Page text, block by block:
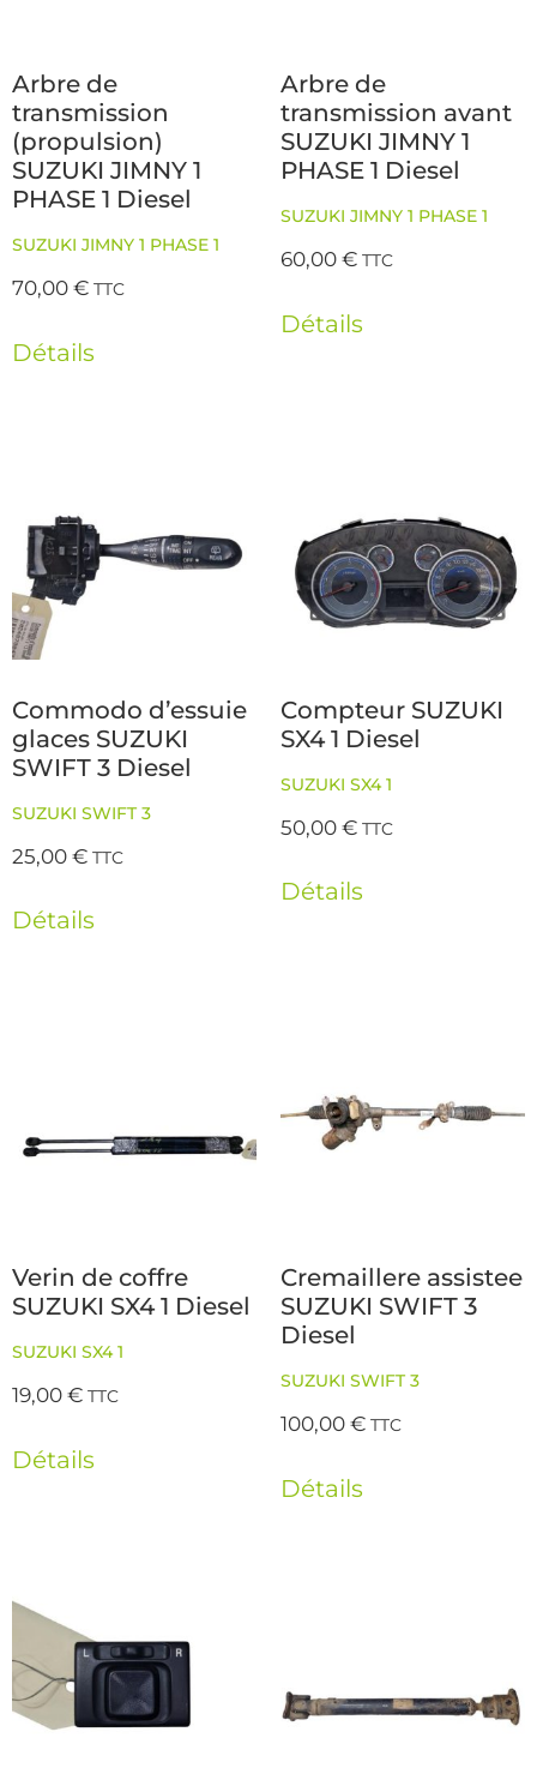
Arbre de
transmission
(propulsion)
SUZUKI JIMNY 1
PHASE 1 Diesel
SUZUKI JIMNY 1 PHASE 1
70,00€ TTC
Détails
Arbre de
transmission avant
SUZUKI JIMNY 1
PHASE 1 Diesel
SUZUKI JIMNY 1 PHASE 1
60,00€ TTC
Détails
Commodo d’essuie
glaces SUZUKI
SWIFT 3 Diesel
SUZUKI SWIFT 3
25,00€ TTC
Détails
Compteur SUZUKI
SX4 1 Diesel
SUZUKI SX4 1
50,00€ TTC
Détails
Verin de coffre
SUZUKI SX4 1 Diesel
SUZUKI SX4 1
19,00€ TTC
Détails
Cremaillere assistee
SUZUKI SWIFT 3
Diesel
SUZUKI SWIFT 3
100,00€ TTC
Détails